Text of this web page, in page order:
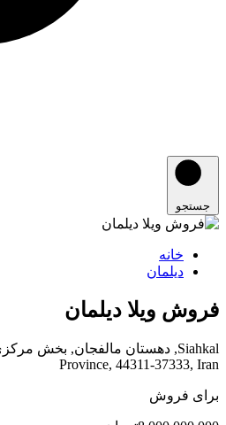
جستجو
خانه
دیلمان
فروش ویلا دیلمان
Province, 44311-37333, Iran
برای فروش